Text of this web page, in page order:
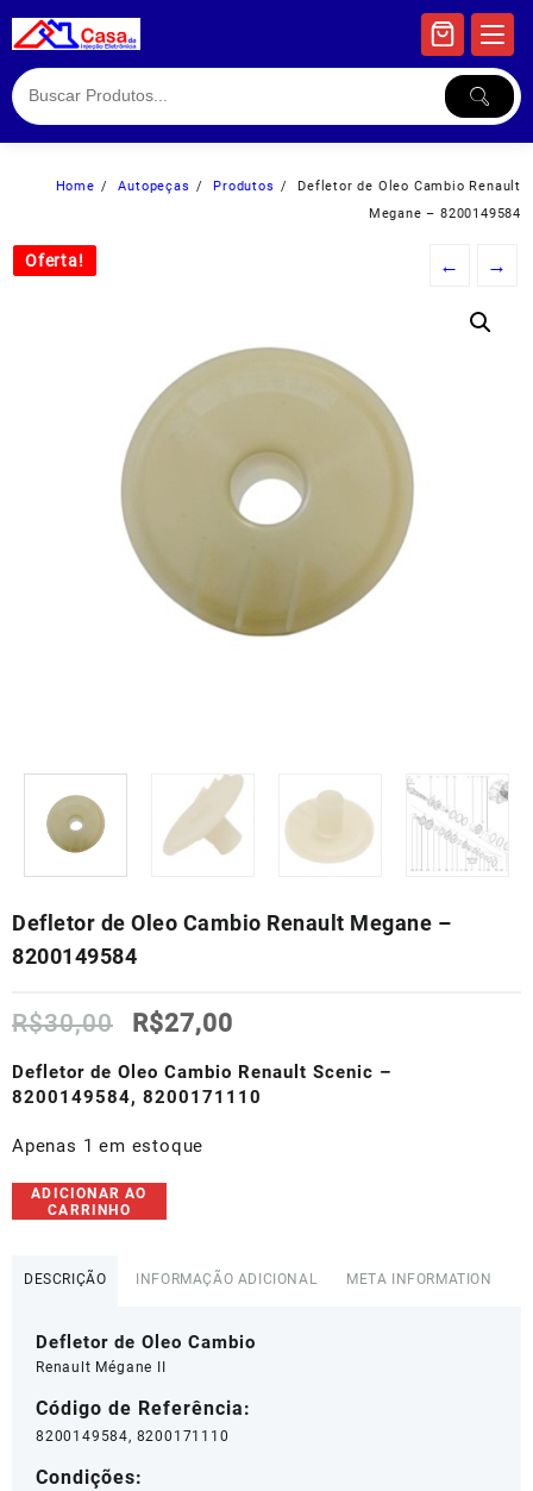
to
Home Autopeças Produtos
Defletor de Oleo Cambio Renault
Megane – 8200149584
Oferta! ← →
Defletor de Oleo Cambio Renault Megane –
8200149584
R$30,00
O
original
era:
R$27,00
atual
é:
Defletor de Oleo Cambio Renault Scenic –
8200149584, 8200171110
Apenas 1 em estoque
Defletor
de
Cambio
Renault
8200149584
quantidade
ADICIONAR AO
CARRINHO
DESCRIÇÃO INFORMAÇÃO ADICIONAL META INFORMATION
Defletor de Oleo Cambio
Renault Mégane II
Código de Referência:
8200149584, 8200171110
Condições:
Oferta!